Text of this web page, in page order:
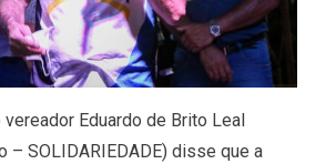
vereador Eduardo de Brito Leal
– SOLIDARIEDADE) disse que a